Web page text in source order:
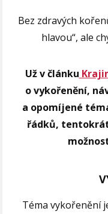
Bez zdravých
hlavou“, ale
Už v článku
o vykořenění,
a opomíjené
řádků,
Téma vykořenění